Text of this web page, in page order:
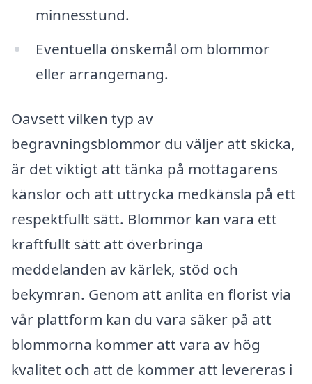
minnesstund.
Eventuella önskemål om blommor
eller arrangemang.
Oavsett vilken typ av
begravningsblommor du väljer att skicka,
är det viktigt att tänka på mottagarens
känslor och att uttrycka medkänsla på ett
respektfullt sätt. Blommor kan vara ett
kraftfullt sätt att överbringa
meddelanden av kärlek, stöd och
bekymran. Genom att anlita en florist via
vår plattform kan du vara säker på att
blommorna kommer att vara av hög
kvalitet och att de kommer att levereras i